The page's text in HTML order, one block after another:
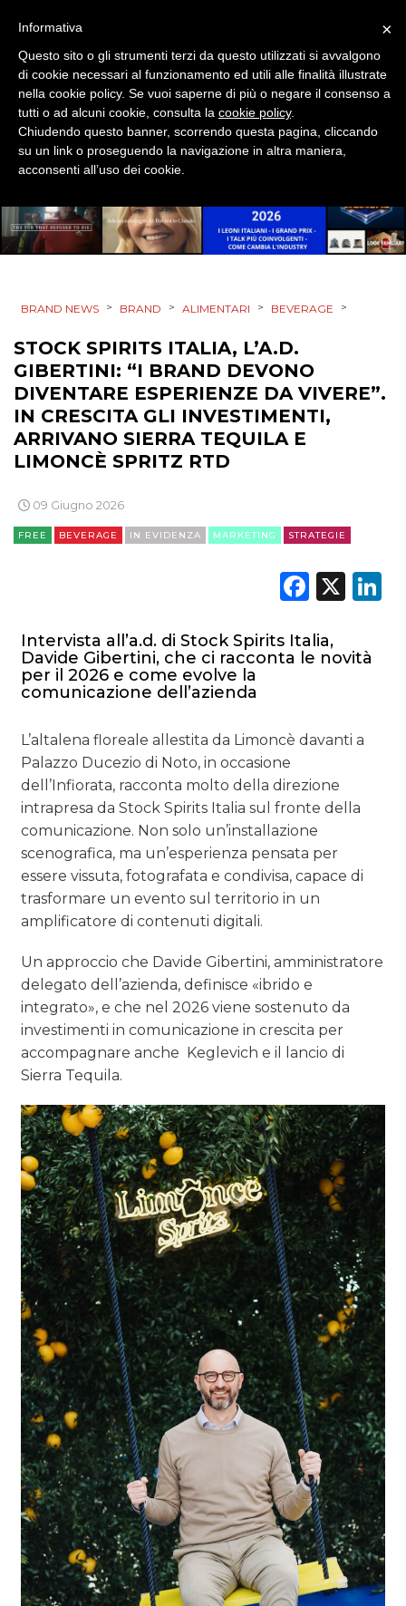
BRAND NEWS > BRAND > ALIMENTARI > BEVERAGE >
STOCK SPIRITS ITALIA, L’A.D.
GIBERTINI: “I BRAND DEVONO
DIVENTARE ESPERIENZE DA VIVERE”.
IN CRESCITA GLI INVESTIMENTI,
ARRIVANO SIERRA TEQUILA E
LIMONCÈ SPRITZ RTD
09 Giugno 2026
FREE BEVERAGE IN EVIDENZA MARKETING STRATEGIE
X
Intervista all’a.d. di Stock Spirits Italia,
Davide Gibertini, che ci racconta le novità
per il 2026 e come evolve la
comunicazione dell’azienda
L’altalena floreale allestita da Limoncè davanti a
Palazzo Ducezio di Noto, in occasione
dell’Infiorata, racconta molto della direzione
intrapresa da Stock Spirits Italia sul fronte della
comunicazione. Non solo un’installazione
scenografica, ma un’esperienza pensata per
essere vissuta, fotografata e condivisa, capace di
trasformare un evento sul territorio in un
amplificatore di contenuti digitali.
Un approccio che Davide Gibertini, amministratore
delegato dell’azienda, definisce «ibrido e
integrato», e che nel 2026 viene sostenuto da
investimenti in comunicazione in crescita per
accompagnare anche Keglevich e il lancio di
Sierra Tequila.
×
Informativa
Questo sito o gli strumenti terzi da questo utilizzati si avvalgono
di cookie necessari al funzionamento ed utili alle finalità illustrate
nella cookie policy. Se vuoi saperne di più o negare il consenso a
tutti o ad alcuni cookie, consulta la cookie policy.
Chiudendo questo banner, scorrendo questa pagina, cliccando
su un link o proseguendo la navigazione in altra maniera,
acconsenti all’uso dei cookie.